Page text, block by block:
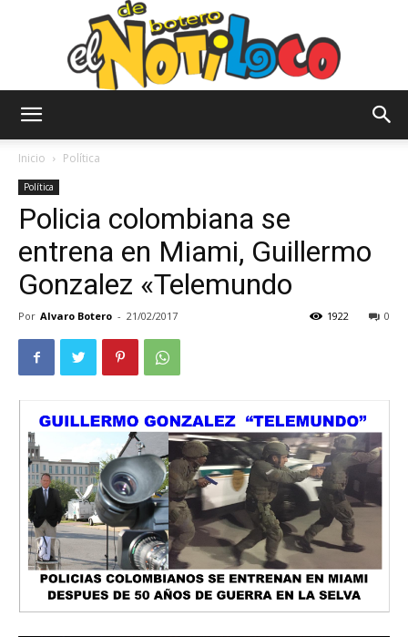
Notiloco
de
Inicio Política
Política
Policia colombiana se
entrena en Miami, Guillermo
Gonzalez «Telemundo
Por Alvaro Botero - 21/02/2017 0
1922